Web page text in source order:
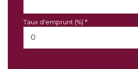
Taux d'emprunt (%) *